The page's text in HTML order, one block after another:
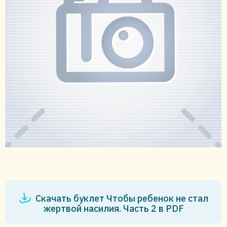
Скачать буклет Чтобы ребенок не стал
жертвой насилия. Часть 2 в PDF